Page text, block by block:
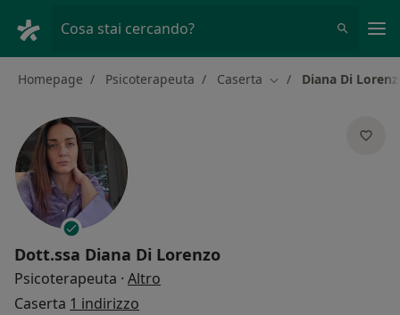
Cosa stai cercando?
Homepage Psicoterapeuta Caserta Cambia città
Diana Di
Dott.ssa Diana Di Lorenzo
Psicoterapeuta · Altro
Caserta 1 indirizzo